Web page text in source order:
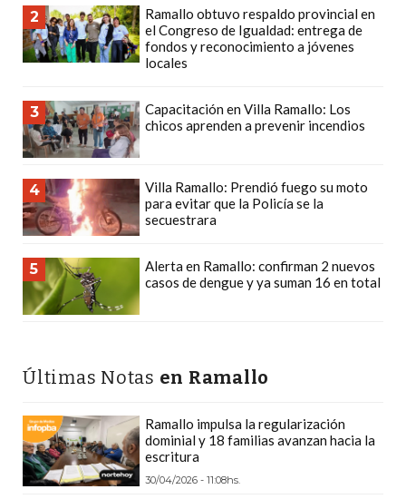
POR
WHATSAPP
TIENDA
GRATIS
EN
ARGENTINA:
CHANGUITO.COM.AR
VS
OTRAS
DE
VENTA
CÓMO
PEDIDOS
DE
COMIDA
POR
2
Ramallo obtuvo respaldo provincial en
el Congreso de Igualdad: entrega de
fondos y reconocimiento a jóvenes
locales
3
Capacitación en Villa Ramallo: Los
chicos aprenden a prevenir incendios
4
Villa Ramallo: Prendió fuego su moto
para evitar que la Policía se la
secuestrara
5
Alerta en Ramallo: confirman 2 nuevos
casos de dengue y ya suman 16 en total
Últimas Notas en Ramallo
Ramallo impulsa la regularización
dominial y 18 familias avanzan hacia la
escritura
30/04/2026 - 11:08hs.